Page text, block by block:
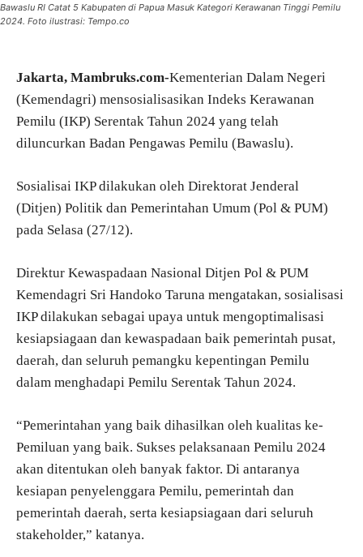
Bawaslu RI Catat 5 Kabupaten di Papua Masuk Kategori Kerawanan Tinggi Pemilu
2024. Foto ilustrasi: Tempo.co
Jakarta, Mambruks.com-Kementerian Dalam Negeri
(Kemendagri) mensosialisasikan Indeks Kerawanan
Pemilu (IKP) Serentak Tahun 2024 yang telah
diluncurkan Badan Pengawas Pemilu (Bawaslu).
Sosialisai IKP dilakukan oleh Direktorat Jenderal
(Ditjen) Politik dan Pemerintahan Umum (Pol & PUM)
pada Selasa (27/12).
Direktur Kewaspadaan Nasional Ditjen Pol & PUM
Kemendagri Sri Handoko Taruna mengatakan, sosialisasi
IKP dilakukan sebagai upaya untuk mengoptimalisasi
kesiapsiagaan dan kewaspadaan baik pemerintah pusat,
daerah, dan seluruh pemangku kepentingan Pemilu
dalam menghadapi Pemilu Serentak Tahun 2024.
“Pemerintahan yang baik dihasilkan oleh kualitas ke-
Pemiluan yang baik. Sukses pelaksanaan Pemilu 2024
akan ditentukan oleh banyak faktor. Di antaranya
kesiapan penyelenggara Pemilu, pemerintah dan
pemerintah daerah, serta kesiapsiagaan dari seluruh
stakeholder,” katanya.